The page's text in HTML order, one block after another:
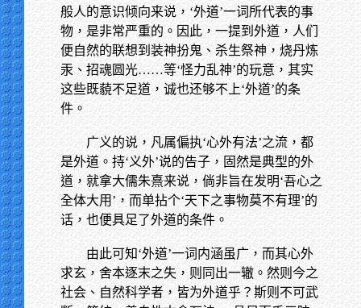
般人的意识倾向来说，‘外道’一词所代表的事
物，是非常严重的。因此，一提到外道，人们
便自然的联想到装神扮鬼、杀生祭神，烧丹炼
汞、招魂圆光……等‘怪力乱神’的玩意，其实
这些既藐不足道，诚也还够不上‘外道’的条
件。
广义的说，凡属偏执‘心外有法’之流，都
是外道。持‘义外’说的告子，固然是典型的外
道，就拿大儒朱熹来说，倘非旨在发明‘吾心之
全体大用’，而单拈个‘天下之事物莫不有理’的
话，也便具足了外道的条件。
由此可知‘外道’一词内涵虽广，而其心外
求玄，舍本逐末之失，则同出一辙。然则今之
社会、自然科学者，皆为外道乎？斯则不可武